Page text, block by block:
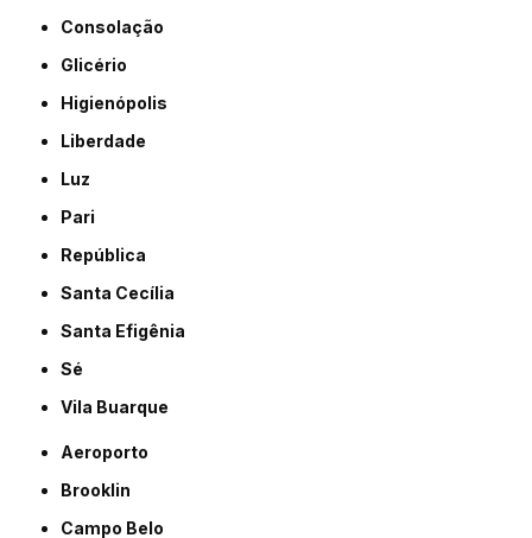
Consolação
Glicério
Higienópolis
Liberdade
Luz
Pari
República
Santa Cecília
Santa Efigênia
Sé
Vila Buarque
Aeroporto
Brooklin
Campo Belo